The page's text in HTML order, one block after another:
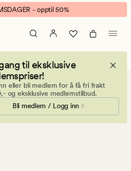
- opptil 50%
til eksklusive
eller bli medlem for å få fri frakt
og eksklusive medlemstilbud.
Bli medlem / Logg inn